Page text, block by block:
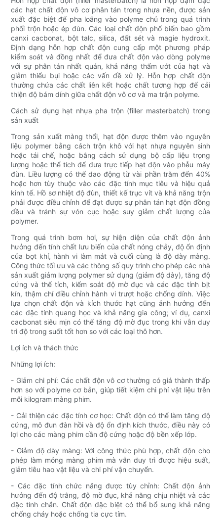
các hạt chất độn vô cơ phân tán trong nhựa nền, được sản
xuất đặc biệt để pha loãng vào polyme chủ trong quá trình
phối trộn hoặc ép đùn. Các loại chất độn phổ biến bao gồm
canxi cacbonat, bột talc, silica, đất sét và magie hydroxit.
Định dạng hỗn hợp chất độn cung cấp một phương pháp
kiểm soát và đồng nhất để đưa chất độn vào dòng polyme
với sự phân tán nhất quán, khả năng thấm ướt của hạt và
giảm thiểu bụi hoặc các vấn đề xử lý. Hỗn hợp chất độn
thường chứa các chất liên kết hoặc chất tương hợp để cải
thiện độ bám dính giữa chất độn vô cơ và ma trận polyme.
Cách sử dụng hạt nhựa pha trộn (filler masterbatch) trong
sản xuất
Trong sản xuất màng thổi, hạt độn được thêm vào nguyên
liệu polymer bằng cách trộn khô với hạt nhựa nguyên sinh
hoặc tái chế, hoặc bằng cách sử dụng bộ cấp liệu trọng
lượng hoặc thể tích để đưa trực tiếp hạt độn vào phễu máy
đùn. Liều lượng có thể dao động từ vài phần trăm đến 40%
hoặc hơn tùy thuộc vào các đặc tính mục tiêu và hiệu quả
kinh tế. Hồ sơ nhiệt độ đùn, thiết kế trục vít và khả năng trộn
phải được điều chỉnh để đạt được sự phân tán hạt độn đồng
đều và tránh sự vón cục hoặc suy giảm chất lượng của
polymer.
Trong quá trình bơm hơi, sự hiện diện của chất độn ảnh
hưởng đến tính chất lưu biến của chất nóng chảy, độ ổn định
của bọt khí, hành vi làm mát và cuối cùng là độ dày màng.
Công thức tối ưu và các thông số quy trình cho phép các nhà
sản xuất giảm lượng polymer sử dụng (giảm độ dày), tăng độ
cứng và thể tích, kiểm soát độ mờ đục và các đặc tính bịt
kín, thậm chí điều chỉnh hành vi trượt hoặc chống dính. Việc
lựa chọn chất độn và kích thước hạt cũng ảnh hưởng đến
các đặc tính quang học và khả năng gia công; ví dụ, canxi
cacbonat siêu mịn có thể tăng độ mờ đục trong khi vẫn duy
trì độ trong suốt tốt hơn so với các loại thô hơn.
Lợi ích và thách thức
Những lợi ích:
- Giảm chi phí: Các chất độn vô cơ thường có giá thành thấp
hơn so với polyme cơ bản, giúp tiết kiệm chi phí vật liệu trên
mỗi kilogram màng phim.
- Cải thiện các đặc tính cơ học: Chất độn có thể làm tăng độ
cứng, mô đun đàn hồi và độ ổn định kích thước, điều này có
lợi cho các màng phim cần độ cứng hoặc độ bền xếp lớp.
- Giảm độ dày màng: Với công thức phù hợp, chất độn cho
phép làm mỏng màng phim mà vẫn duy trì được hiệu suất,
giảm tiêu hao vật liệu và chi phí vận chuyển.
- Các đặc tính chức năng được tùy chỉnh: Chất độn ảnh
hưởng đến độ trắng, độ mờ đục, khả năng chịu nhiệt và các
đặc tính chắn. Chất độn đặc biệt có thể bổ sung khả năng
chống cháy hoặc chống tia cực tím.